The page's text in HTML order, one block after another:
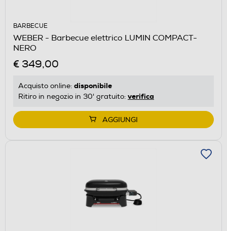
BARBECUE
WEBER - Barbecue elettrico LUMIN COMPACT-
NERO
€ 349,00
Acquisto online: disponibile
Ritiro in negozio in 30' gratuito: verifica
AGGIUNGI